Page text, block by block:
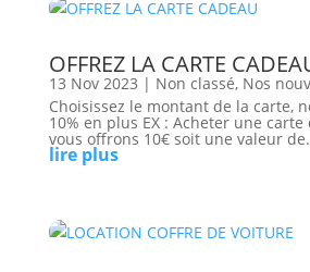
OFFREZ LA CARTE
13 Nov 2023 | Non classé, Nos
Choisissez le montant de la carte,
10% en plus EX : Acheter une carte
vous offrons 10€ soit une valeur
lire plus